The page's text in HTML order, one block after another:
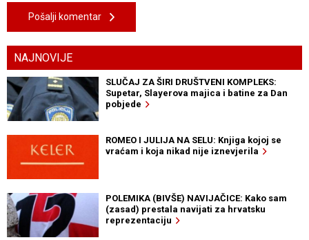
Pošalji komentar
NAJNOVIJE
SLUČAJ ZA ŠIRI DRUŠTVENI KOMPLEKS:
Supetar, Slayerova majica i batine za Dan
pobjede
ROMEO I JULIJA NA SELU: Knjiga kojoj se
vraćam i koja nikad nije iznevjerila
POLEMIKA (BIVŠE) NAVIJAČICE: Kako sam
(zasad) prestala navijati za hrvatsku
reprezentaciju